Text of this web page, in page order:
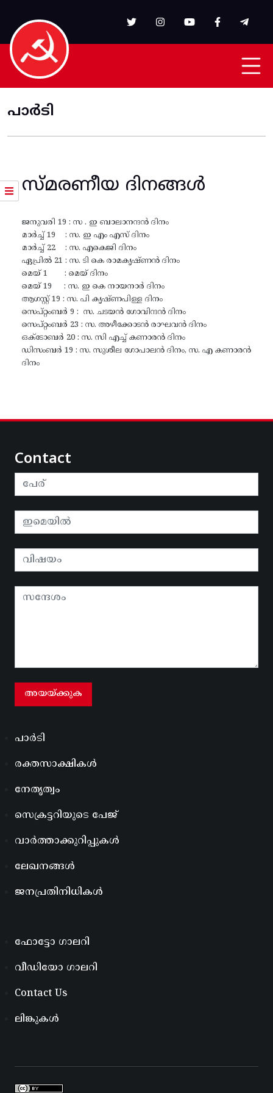
പാർടി
സ്മരണീയ ദിനങ്ങള്‍
ജനുവരി 19 : സ . ഇ ബാലാനന്ദൻ ദിനം
മാർച്ച് 19 : സ. ഇ എം എസ് ദിനം
മാർച്ച് 22 : സ. എകെജി ദിനം
ഏപ്രിൽ 21 : സ. ടി കെ രാമകൃഷ്ണൻ ദിനം
മെയ് 1 : മെയ് ദിനം
മെയ് 19 : സ. ഇ കെ നായനാർ ദിനം
ആഗസ്റ്റ് 19 : സ. പി കൃഷ്ണപിള്ള ദിനം
സെപ്റ്റംബർ 9 : സ. ചടയൻ ഗോവിന്ദൻ ദിനം
സെപ്റ്റംബർ 23 : സ. അഴീക്കോടൻ രാഘവൻ ദിനം
ഒക്ടോബർ 20 : സ. സി എച്ച് കണാരൻ ദിനം
ഡിസംബർ 19 : സ. സുശീല ഗോപാലൻ ദിനം, സ. എ കണാരൻ
ദിനം
Contact
പാർടി
രക്തസാക്ഷികൾ
നേതൃത്വം
സെക്രട്ടറിയുടെ പേജ്
വാർത്താക്കുറിപ്പുകൾ
ലേഖനങ്ങൾ
ജനപ്രതിനിധികൾ
ഫോട്ടോ ഗാലറി
വീഡിയോ ഗാലറി
Contact Us
ലിങ്കുകൾ